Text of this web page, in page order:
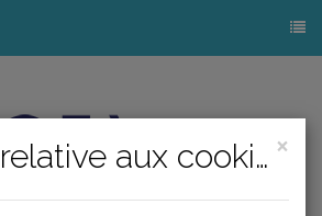
×
Politique relative aux cookies